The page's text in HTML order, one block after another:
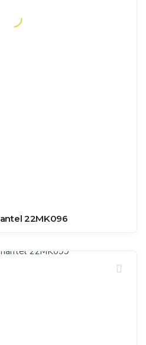
22MK096